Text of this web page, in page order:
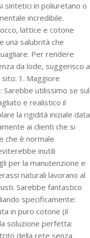
sintetici in poliuretano o
incredibile.
lattice e cotone
una salubrità che
Per rendere
da lode, suggerisco a
1. Maggiore
utilissimo se sul
e realistico il
la rigidità iniziale data
ai clienti che si
che è normale
inutili
per la manutenzione e
naturali lavorano al
Sarebbe fantastico
specificamente:
in puro cotone (il
soluzione perfetta:
della rete senza